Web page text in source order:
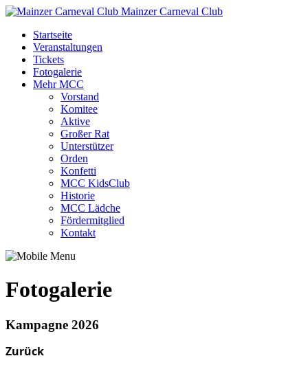
Mainzer Carneval Club
Startseite
Veranstaltungen
Tickets
Fotogalerie
Mehr MCC
Vorstand
Komitee
Aktive
Großer Rat
Unterstützer
Orden
Konfetti
MCC KidsClub
Historie
MCC Lädche
Fördermitglied
Kontakt
Fotogalerie
Kampagne 2026
Zurück